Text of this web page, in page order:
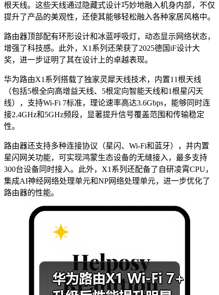
根天线。这些天线通过隐藏式设计巧妙地融入机身内部，不仅
提升了产品的美观性，还使其能够轻松融入各种家居风格中。
路由器顶部配有环形设计和冰蓝呼吸灯，动态显示网络状态，
增强了科技感。此外，X1系列还荣获了2025德国iF设计大
奖，进一步证明了其在设计上的卓越表现。
华为路由X1系列搭载了独家灵犀天线技术，内置11根天线
（包括5根全向高增益天线、5根定向智能天线和1根星闪天
线），支持Wi-Fi 7标准，理论速率高达3.6Gbps，能够同时连
接2.4GHz和5GHz频段，显著提升信号覆盖范围和传输稳定
性。
路由器还支持多种连接协议（星闪、Wi-Fi和蓝牙），并内置
星闪网关功能，可实现鸿蒙生态设备的无缝接入，最多支持
300台设备同时接入。此外，X1系列还配备了自研凌霄CPU，
集成AI神经网络处理单元和NP网络处理单元，进一步优化了
路由器的性能。